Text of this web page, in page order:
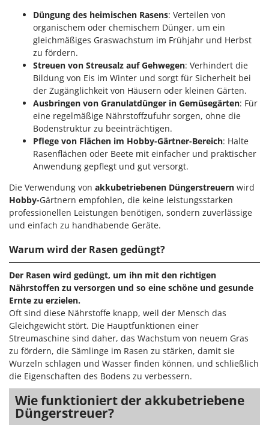
Zinkeneggen
Zubehör für Rasentraktoren
M.A.I.BO.
Macom
Macte Ovens
Makita
MAMMAMIA
Marcato
Marina Systems
Master
Mastercook
McCulloch
MCH
Michelin
Minox
Mockmill
More than chef
MOSA
MOVA
Mowox
MTD
N
New O.M.R.A.
Nilfisk
Düngung des heimischen Rasens: Verteilen von
organischem oder chemischem Dünger, um ein
gleichmäßiges Graswachstum im Frühjahr und Herbst
zu fördern.
Streuen von Streusalz auf Gehwegen: Verhindert die
Bildung von Eis im Winter und sorgt für Sicherheit bei
der Zugänglichkeit von Häusern oder kleinen Gärten.
Ausbringen von Granulatdünger in Gemüsegärten: Für
eine regelmäßige Nährstoffzufuhr sorgen, ohne die
Bodenstruktur zu beeinträchtigen.
Pflege von Flächen im Hobby-Gärtner-Bereich: Halte
Rasenflächen oder Beete mit einfacher und praktischer
Anwendung gepflegt und gut versorgt.
Die Verwendung von akkubetriebenen Düngerstreuern wird
Hobby-Gärtnern empfohlen, die keine leistungsstarken
professionellen Leistungen benötigen, sondern zuverlässige
und einfach zu handhabende Geräte.
Warum wird der Rasen gedüngt?
Der Rasen wird gedüngt, um ihn mit den richtigen
Nährstoffen zu versorgen und so eine schöne und gesunde
Ernte zu erzielen.
Oft sind diese Nährstoffe knapp, weil der Mensch das
Gleichgewicht stört. Die Hauptfunktionen einer
Streumaschine sind daher, das Wachstum von neuem Gras
zu fördern, die Sämlinge im Rasen zu stärken, damit sie
Wurzeln schlagen und Wasser finden können, und schließlich
die Eigenschaften des Bodens zu verbessern.
Wie funktioniert der akkubetriebene
Düngerstreuer?